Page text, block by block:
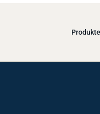
Produkte